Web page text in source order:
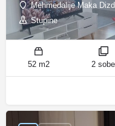
Mehmedalije Maka
Stupine
52 m2 2 sobe